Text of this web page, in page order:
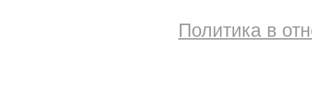
Политика в